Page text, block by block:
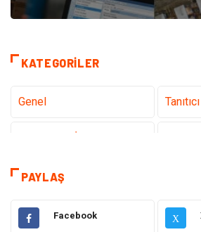
KATEGORILER
Genel
Eğitim & Kariyer
Hukuk Moda
PAYLAŞ
Facebook X